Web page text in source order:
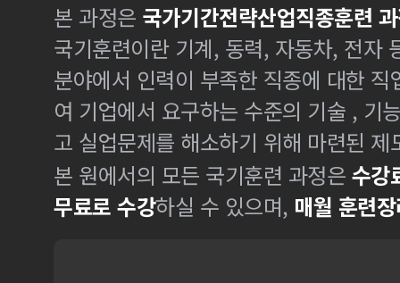
본 과정은 국가기간전략산업직종훈련
국기훈련이란 기계, 동력, 자동차, 전자
분야에서 인력이 부족한 직종에 대한
여 기업에서 요구하는 수준의 기술 , 기
고 실업문제를 해소하기 위해 마련된 제
본 원에서의 모든 국기훈련 과정은 수강
무료로 수강하실 수 있으며, 매월 훈련